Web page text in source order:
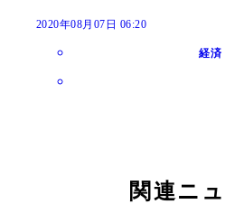
2020年08月07日 06:20
経済
関連ニ